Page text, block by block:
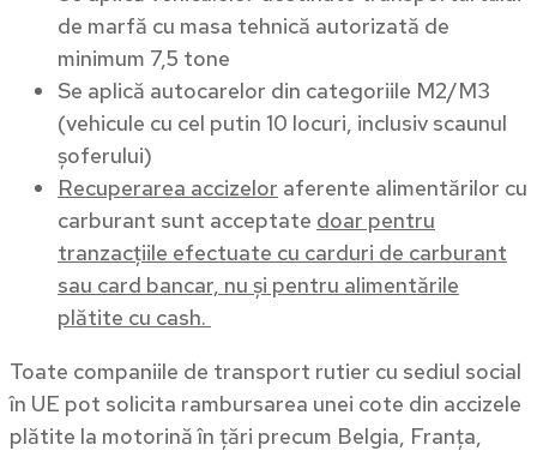
de marfă cu masa tehnică autorizată de
minimum 7,5 tone
Se aplică autocarelor din categoriile M2/M3
(vehicule cu cel putin 10 locuri, inclusiv scaunul
șoferului)
Recuperarea accizelor aferente alimentărilor cu
carburant sunt acceptate doar pentru
tranzacțiile efectuate cu carduri de carburant
sau card bancar, nu și pentru alimentările
plătite cu cash.
Toate companiile de transport rutier cu sediul social
în UE pot solicita rambursarea unei cote din accizele
plătite la motorină în țări precum Belgia, Franța,